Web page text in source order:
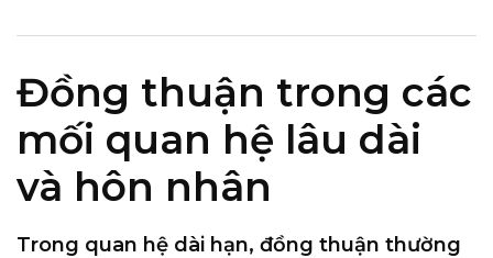
Đồng thuận trong các
mối quan hệ lâu dài
và hôn nhân
Trong quan hệ dài hạn, đồng thuận thường